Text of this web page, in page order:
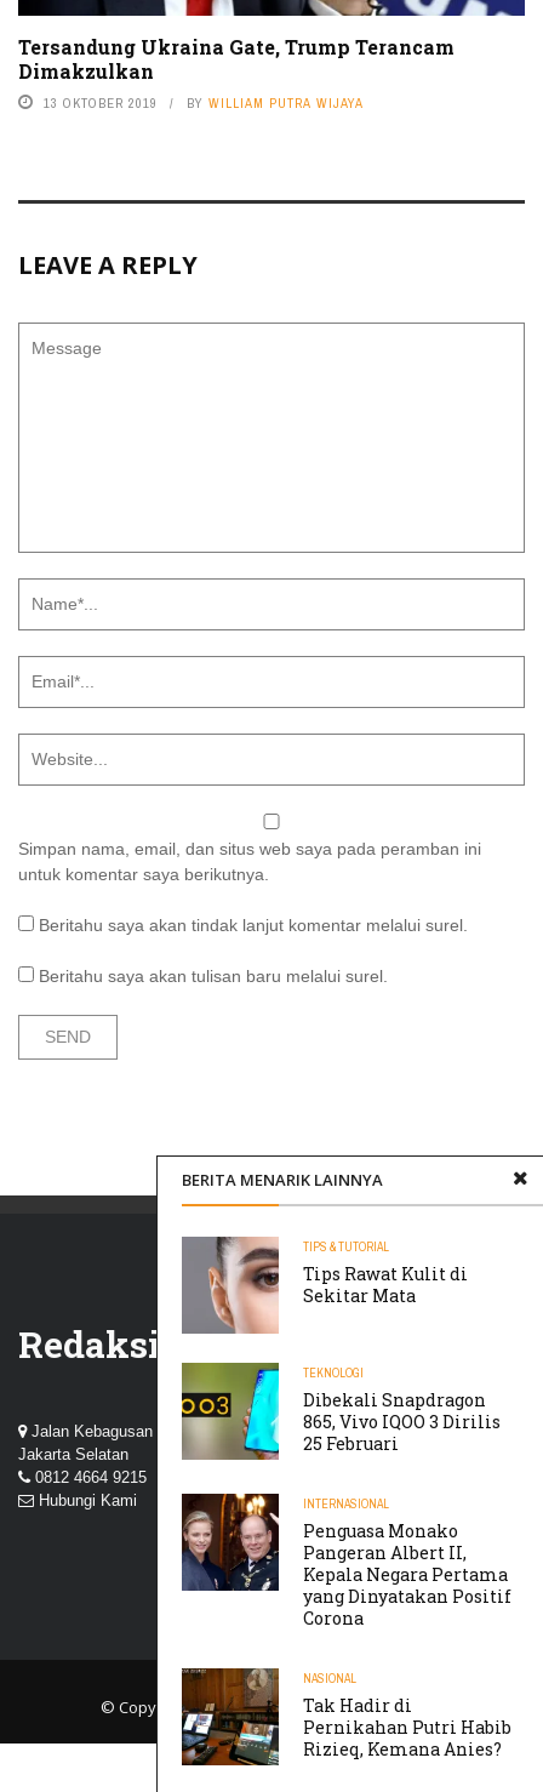
Tersandung Ukraina Gate, Trump Terancam
Dimakzulkan
13 OKTOBER 2019 BY WILLIAM PUTRA WIJAYA
LEAVE A REPLY
Simpan nama, email, dan situs web saya pada peramban ini
untuk komentar saya berikutnya.
Beritahu saya akan tindak lanjut komentar melalui surel.
Beritahu saya akan tulisan baru melalui surel.
BERITA MENARIK LAINNYA
TIPS & TUTORIAL
Tips Rawat Kulit di
Sekitar Mata
TEKNOLOGI
Dibekali Snapdragon
865, Vivo IQOO 3 Dirilis
25 Februari
INTERNASIONAL
Penguasa Monako
Pangeran Albert II,
Kepala Negara Pertama
yang Dinyatakan Positif
Corona
NASIONAL
Tak Hadir di
Pernikahan Putri Habib
Rizieq, Kemana Anies?
Redaksi
Jalan Kebagusan III, Perum Nuansa Kebagusan, Pasar Minggu,
Jakarta Selatan
0812 4664 9215
Hubungi Kami
© Copyright 2019TIKTAK.ID . All rights reserved.